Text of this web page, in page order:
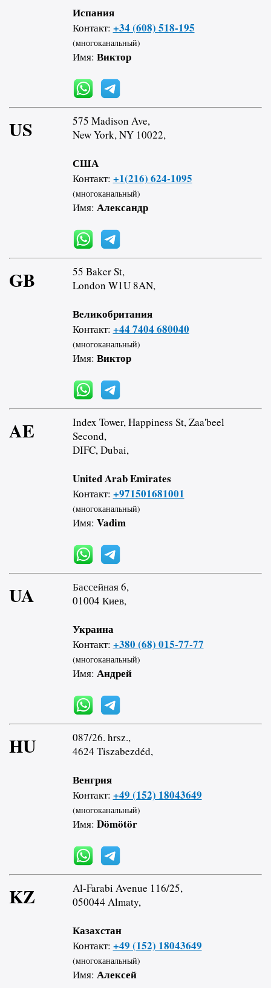
Испания
Контакт: +34 (608) 518-195
(многоканальный)
Имя: Виктор
US
575 Madison Ave,
New York, NY 10022,
США
Контакт: +1(216) 624-1095
(многоканальный)
Имя: Александр
GB
55 Baker St,
London W1U 8AN,
Великобритания
Контакт: +44 7404 680040
(многоканальный)
Имя: Виктор
AE
Index Tower, Happiness St, Zaa'beel
Second,
DIFC, Dubai,
United Arab Emirates
Контакт: +971501681001
(многоканальный)
Имя: Vadim
UA
Бассейная 6,
01004 Киев,
Украина
Контакт: +380 (68) 015-77-77
(многоканальный)
Имя: Андрей
HU
087/26. hrsz.,
4624 Tiszabezdéd,
Венгрия
Контакт: +49 (152) 18043649
(многоканальный)
Имя: Dömötör
KZ
Al-Farabi Avenue 116/25,
050044 Almaty,
Казахстан
Контакт: +49 (152) 18043649
(многоканальный)
Имя: Алексей